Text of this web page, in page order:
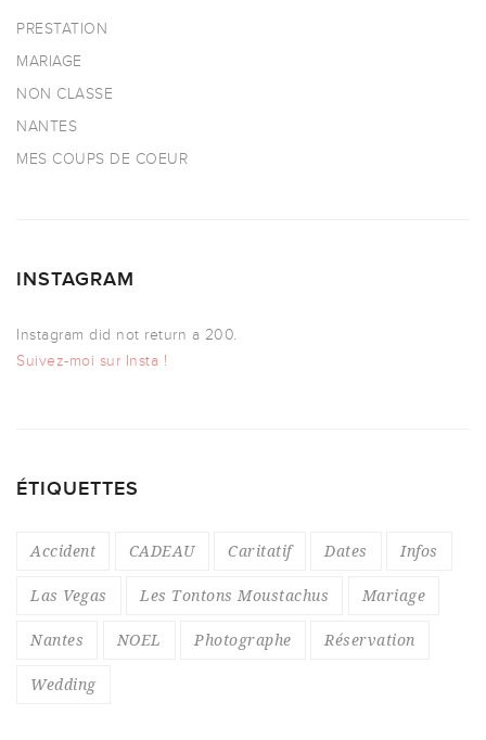
PRESTATION
MARIAGE
NON CLASSE
NANTES
MES COUPS DE COEUR
INSTAGRAM
Instagram did not return a 200.
Suivez-moi sur Insta !
ÉTIQUETTES
Accident CADEAU Caritatif Dates Infos
Las Vegas Les Tontons Moustachus Mariage
Nantes NOEL Photographe Réservation
Wedding